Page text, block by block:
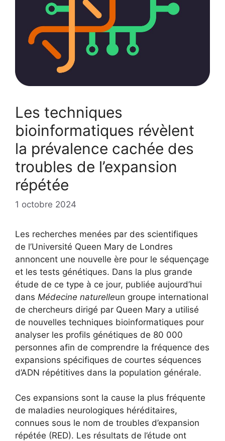
Les techniques
bioinformatiques révèlent
la prévalence cachée des
troubles de l’expansion
répétée
1 octobre 2024
Les recherches menées par des scientifiques
de l’Université Queen Mary de Londres
annoncent une nouvelle ère pour le séquençage
et les tests génétiques. Dans la plus grande
étude de ce type à ce jour, publiée aujourd’hui
dans Médecine naturelleun groupe international
de chercheurs dirigé par Queen Mary a utilisé
de nouvelles techniques bioinformatiques pour
analyser les profils génétiques de 80 000
personnes afin de comprendre la fréquence des
expansions spécifiques de courtes séquences
d’ADN répétitives dans la population générale.
Ces expansions sont la cause la plus fréquente
de maladies neurologiques héréditaires,
connues sous le nom de troubles d’expansion
répétée (RED). Les résultats de l’étude ont